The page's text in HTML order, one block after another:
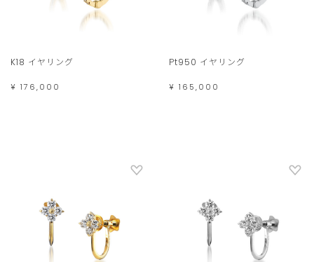
K18 イヤリング
¥ 176,000
Pt950 イヤリング
¥ 165,000